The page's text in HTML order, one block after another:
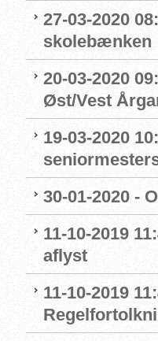
27-03-2020
skolebænken
20-03-2020
Øst/Vest
19-03-2020
30-01-2020 -
11-10-2019
aflyst
11-10-2019